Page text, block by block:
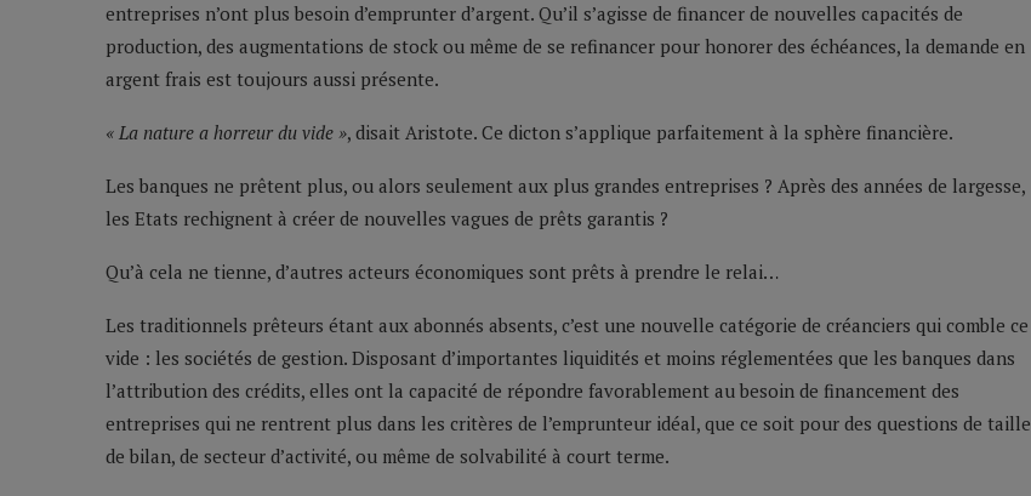
entreprises n’ont plus besoin d’emprunter d’argent. Qu’il s’agisse de financer de nouvelles capacités de
production, des augmentations de stock ou même de se refinancer pour honorer des échéances, la demande en
argent frais est toujours aussi présente.
« La nature a horreur du vide », disait Aristote. Ce dicton s’applique parfaitement à la sphère financière.
Les banques ne prêtent plus, ou alors seulement aux plus grandes entreprises ? Après des années de largesse,
les Etats rechignent à créer de nouvelles vagues de prêts garantis ?
Qu’à cela ne tienne, d’autres acteurs économiques sont prêts à prendre le relai…
Les traditionnels prêteurs étant aux abonnés absents, c’est une nouvelle catégorie de créanciers qui comble ce
vide : les sociétés de gestion. Disposant d’importantes liquidités et moins réglementées que les banques dans
l’attribution des crédits, elles ont la capacité de répondre favorablement au besoin de financement des
entreprises qui ne rentrent plus dans les critères de l’emprunteur idéal, que ce soit pour des questions de taille
de bilan, de secteur d’activité, ou même de solvabilité à court terme.